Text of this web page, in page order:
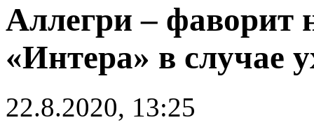
Аллегри – фаворит
«Интера» в случае
22.8.2020, 13:25